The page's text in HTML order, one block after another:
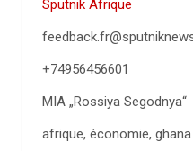
Sputnik Afrique
+74956456601
MIA „Rossiya Segodnya“
afrique, économie, ghana